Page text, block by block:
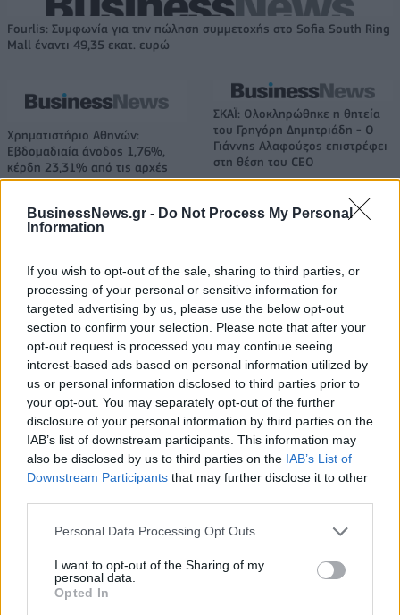
BusinessNews.gr - Do Not Process My Personal
Information
If you wish to opt-out of the sale, sharing to third parties, or
processing of your personal or sensitive information for
targeted advertising by us, please use the below opt-out
section to confirm your selection. Please note that after your
opt-out request is processed you may continue seeing
interest-based ads based on personal information utilized by
us or personal information disclosed to third parties prior to
your opt-out. You may separately opt-out of the further
disclosure of your personal information by third parties on the
IAB’s list of downstream participants. This information may
also be disclosed by us to third parties on the IAB’s List of
Downstream Participants that may further disclose it to other
Personal Data Processing Opt Outs
I want to opt-out of the Sharing of my
personal data.
Opted In
Fourlis: Συμφωνία για την πώληση συμμετοχής στο Sofia South Ring
Mall έναντι 49,35 εκατ. ευρώ
Χρηματιστήριο Αθηνών:
Εβδομαδιαία άνοδος 1,76%,
κέρδη 23,31% από τις αρχές
του έτους
ΣΚΑΪ: Ολοκληρώθηκε η θητεία
του Γρηγόρη Δημητριάδη - Ο
Γιάννης Αλαφούζος επιστρέφει
στη θέση του CEO
πρόγραμμα στήριξης- Κάλυψη εισφορών ΕΔΟΕΑΠ
Η Toyota φέρνει νέα γενιά
μπαταριών για τα υβριδικά της
Σε κινεζική… πολιορκία η
ευρωπαϊκή
αυτοκινητοβιομηχανία
Νέο Audi A2 e-tron με στόχο την κορυφή της αποδοτικότητας
Εθνική Νεανίδων: Απέναντι
στο Ευρωμπάσκετ (live stream)
Η Κέλσι Μίτσελ έγραψε ιστορία
Σικάγο (vids)